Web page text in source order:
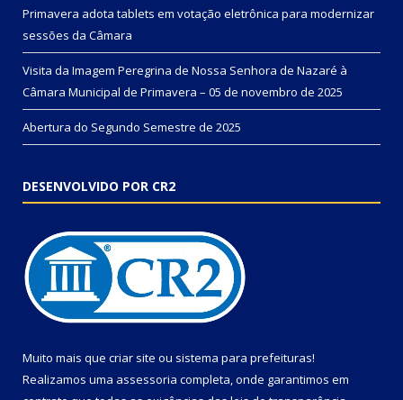
Primavera adota tablets em votação eletrônica para modernizar
sessões da Câmara
Visita da Imagem Peregrina de Nossa Senhora de Nazaré à
Câmara Municipal de Primavera – 05 de novembro de 2025
Abertura do Segundo Semestre de 2025
DESENVOLVIDO POR CR2
Muito mais que criar site ou sistema para prefeituras!
Realizamos uma assessoria completa, onde garantimos em